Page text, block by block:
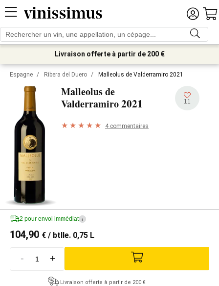
Livraison offerte à partir de 200 €
Espagne / Ribera del Duero / Malleolus de Valderramiro 2021
Malleolus de
Valderramiro2021 11
4 commentaires
2 pour envoi immédiat i
104,90 € / btlle. 0,75 L
- +
Livraison offerte à partir de 200 €